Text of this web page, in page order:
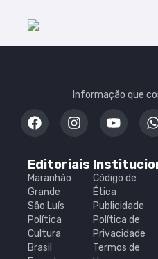
Informação que
Editoriais
Maranhão
Grande
São Luís
Política
Cultura
Brasil
Código de
Ética
Publicidade
Política de
Privacidade
Termos de